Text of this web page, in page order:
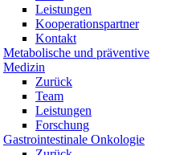
Leistungen
Kooperationspartner
Kontakt
Metabolische und präventive
Medizin
Zurück
Team
Leistungen
Forschung
Gastrointestinale Onkologie